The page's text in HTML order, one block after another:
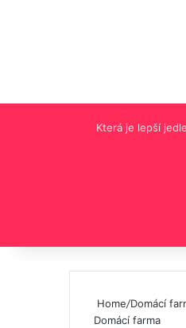
Která je lepší
Home/Domácí
Domácí farma